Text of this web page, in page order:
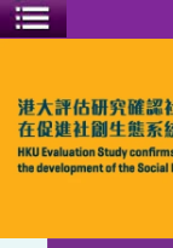
菜单开关